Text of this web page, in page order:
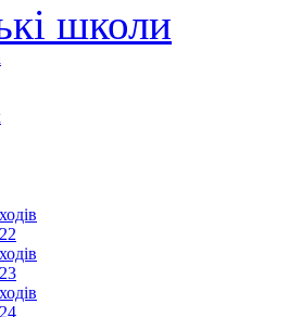
школи